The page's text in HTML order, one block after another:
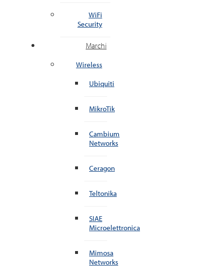
WiFi
Security
Marchi
Wireless
Ubiquiti
MikroTik
Cambium
Networks
Ceragon
Teltonika
SIAE
Microelettronica
Mimosa
Networks